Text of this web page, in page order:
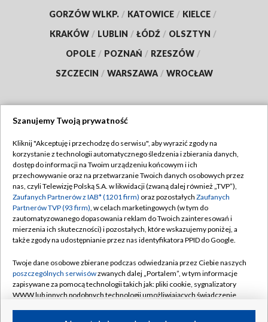
GORZÓW WLKP. / KATOWICE / KIELCE /
KRAKÓW / LUBLIN / ŁÓDŹ / OLSZTYN /
OPOLE / POZNAŃ / RZESZÓW /
SZCZECIN / WARSZAWA / WROCŁAW
TVP
Abonament TVP
Emisja w TVP
Centrum informacji TVP
Naziemna Telewizja Cyfrowa
Rada Programowa
System NOS
Informacje o nadawcy
Regulamin TVP
Polityka prywatności
Moje zgody
Pomoc
Kontakt
Kanały
Szanujemy Twoją prywatność
Kliknij "Akceptuję i przechodzę do serwisu", aby wyrazić zgody na
korzystanie z technologii automatycznego śledzenia i zbierania danych,
dostęp do informacji na Twoim urządzeniu końcowym i ich
przechowywanie oraz na przetwarzanie Twoich danych osobowych przez
nas, czyli Telewizję Polską S.A. w likwidacji (zwaną dalej również „TVP”),
Zaufanych Partnerów z IAB* (1201 firm) oraz pozostałych Zaufanych
Partnerów TVP (93 firm), w celach marketingowych (w tym do
zautomatyzowanego dopasowania reklam do Twoich zainteresowań i
mierzenia ich skuteczności) i pozostałych, które wskazujemy poniżej, a
także zgody na udostępnianie przez nas identyfikatora PPID do Google.
Twoje dane osobowe zbierane podczas odwiedzania przez Ciebie naszych
poszczególnych serwisówzwanych dalej „Portalem”, w tym informacje
zapisywane za pomocą technologii takich jak: pliki cookie, sygnalizatory
WWW lub innych podobnych technologii umożliwiających świadczenie